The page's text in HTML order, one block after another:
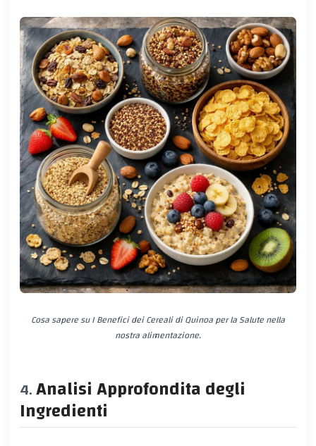
Cosa sapere su I Benefici dei Cereali di Quinoa per la Salute nella
nostra alimentazione.
Analisi Approfondita degli
Ingredienti